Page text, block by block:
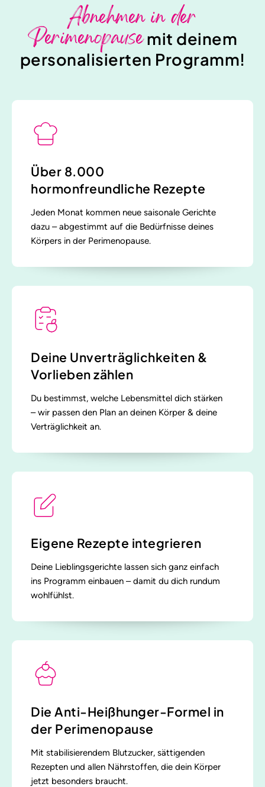
Abnehmen in der
Perimenopausemit deinem
personalisierten Programm!
Über 8.000
hormonfreundliche Rezepte
Jeden Monat kommen neue saisonale Gerichte
dazu – abgestimmt auf die Bedürfnisse deines
Körpers in der Perimenopause.
Deine Unverträglichkeiten &
Vorlieben zählen
Du bestimmst, welche Lebensmittel dich stärken
– wir passen den Plan an deinen Körper & deine
Verträglichkeit an.
Eigene Rezepte integrieren
Deine Lieblingsgerichte lassen sich ganz einfach
ins Programm einbauen – damit du dich rundum
wohlfühlst.
Die Anti-Heißhunger-Formel in
der Perimenopause
Mit stabilisierendem Blutzucker, sättigenden
Rezepten und allen Nährstoffen, die dein Körper
jetzt besonders braucht.